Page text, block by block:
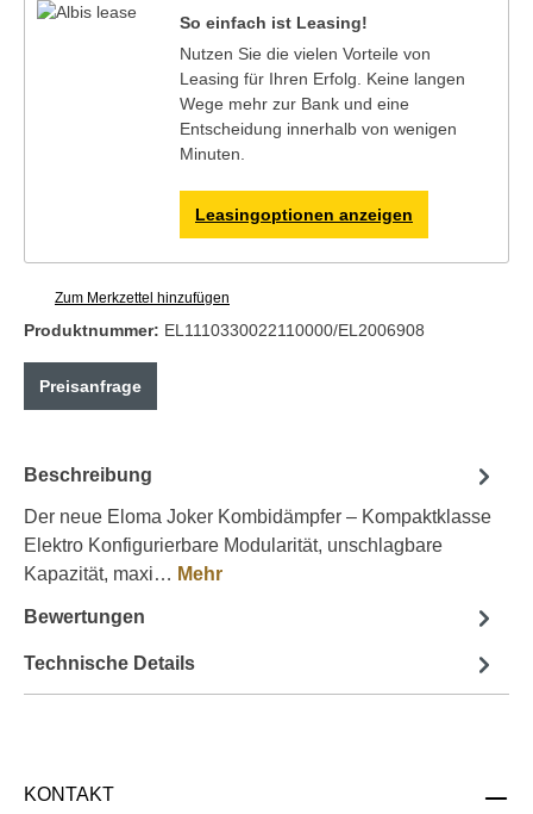
So einfach ist Leasing!
Nutzen Sie die vielen Vorteile von
Leasing für Ihren Erfolg. Keine langen
Wege mehr zur Bank und eine
Entscheidung innerhalb von wenigen
Minuten.
Leasingoptionen anzeigen
Zum Merkzettel hinzufügen
Produktnummer: EL1110330022110000/EL2006908
Preisanfrage
Beschreibung
Der neue Eloma Joker Kombidämpfer – Kompaktklasse
Elektro Konfigurierbare Modularität, unschlagbare
Kapazität, maxi… Mehr
Bewertungen
Technische Details
KONTAKT